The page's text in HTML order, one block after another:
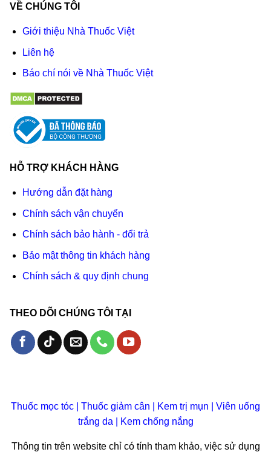
VỀ CHÚNG TÔI
Giới thiệu Nhà Thuốc Việt
Liên hệ
Báo chí nói về Nhà Thuốc Việt
HỖ TRỢ KHÁCH HÀNG
Hướng dẫn đặt hàng
Chính sách vận chuyển
Chính sách bảo hành - đổi trả
Bảo mật thông tin khách hàng
Chính sách & quy định chung
THEO DÕI CHÚNG TÔI TẠI
Thuốc mọc tóc Thuốc giảm cân Kem trị mụn
Viên uống
trắng da
Kem chống nắng
Thông tin trên website chỉ có tính tham khảo, việc sử dụng